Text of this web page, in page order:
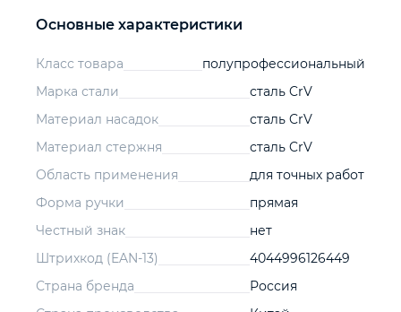
Основные характеристики
Класс товара
полупрофессиональный
Марка стали
сталь CrV
Материал насадок
сталь CrV
Материал стержня
сталь CrV
Область применения
для точных работ
Форма ручки
прямая
Честный знак
нет
Штрихкод (EAN-13)
4044996126449
Страна бренда
Россия